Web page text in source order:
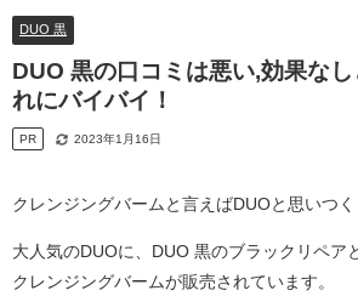
DUO 黒
DUO 黒の口コミは悪い,効果な
れにバイバイ！
PR 2023年1月16日
クレンジングバームと言えばDUOと思いつく
大人気のDUOに、DUO 黒のブラックリペア
クレンジングバームが販売されています。